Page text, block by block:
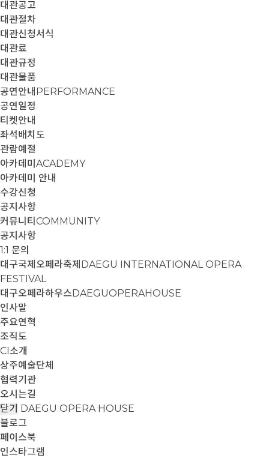
대관공고
대관절차
대관신청서식
대관료
대관규정
대관물품
공연안내 PERFORMANCE
공연일정
티켓안내
좌석배치도
관람예절
아카데미 ACADEMY
아카데미 안내
수강신청
공지사항
커뮤니티 COMMUNITY
공지사항
1:1 문의
대구국제오페라축제 DAEGU INTERNATIONAL OPERA
FESTIVAL
대구오페라하우스DAEGUOPERAHOUSE
인사말
주요연혁
조직도
CI소개
상주예술단체
협력기관
오시는길
닫기 DAEGU OPERA HOUSE
블로그
페이스북
인스타그램